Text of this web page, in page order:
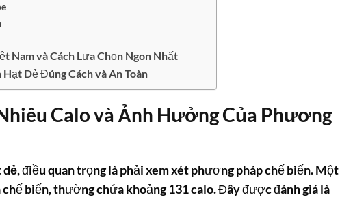
Nam và Cách Lựa Chọn Ngon Nhất
Dẻ Đúng Cách và An Toàn
Calo và Ảnh Hưởng Của Phương
dẻ, điều quan trọng là phải xem xét phương pháp chế biến. Một
biến, thường chứa khoảng 131 calo. Đây được đánh giá là